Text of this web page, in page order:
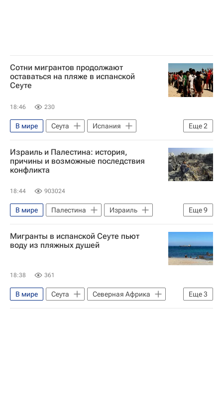
Сотни мигрантов продолжают
оставаться на пляже в испанской
Сеуте
18:46 230
Еще2
В мире Сеута
Испания
Северная Африка
Наплыв мигрантов в Испании
Израиль и Палестина: история,
причины и возможные последствия
конфликта
18:44 903024
Еще9
В мире Палестина
Израиль
Россия
Владимир Путин
Исмаил Хания
Сергей Лавров
Государственный университет управления
Обострение палестино-израильского конфликта в 2023 году
Обострение палестино-израильского конфликта
Мигранты в испанской Сеуте пьют
воду из пляжных душей
18:38 361
Еще3
В мире Сеута
Северная Африка
Марокко
МВД Испании